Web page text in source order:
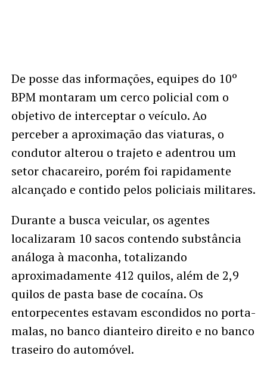
De posse das informações, equipes do 10º
BPM montaram um cerco policial com o
objetivo de interceptar o veículo. Ao
perceber a aproximação das viaturas, o
condutor alterou o trajeto e adentrou um
setor chacareiro, porém foi rapidamente
alcançado e contido pelos policiais militares.
Durante a busca veicular, os agentes
localizaram 10 sacos contendo substância
análoga à maconha, totalizando
aproximadamente 412 quilos, além de 2,9
quilos de pasta base de cocaína. Os
entorpecentes estavam escondidos no porta-
malas, no banco dianteiro direito e no banco
traseiro do automóvel.